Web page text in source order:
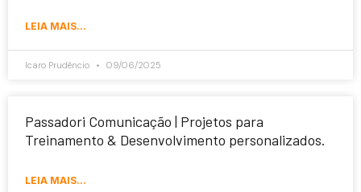
LEIA MAIS...
Icaro Prudêncio 09/06/2025
Passadori Comunicação | Projetos para
Treinamento & Desenvolvimento personalizados.
LEIA MAIS...